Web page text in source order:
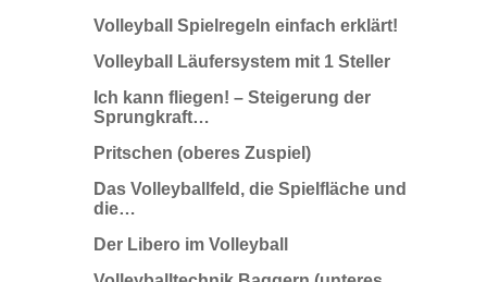
Volleyball Spielregeln einfach erklärt!
Volleyball Läufersystem mit 1 Steller
Ich kann fliegen! – Steigerung der
Sprungkraft…
Pritschen (oberes Zuspiel)
Das Volleyballfeld, die Spielfläche und
die…
Der Libero im Volleyball